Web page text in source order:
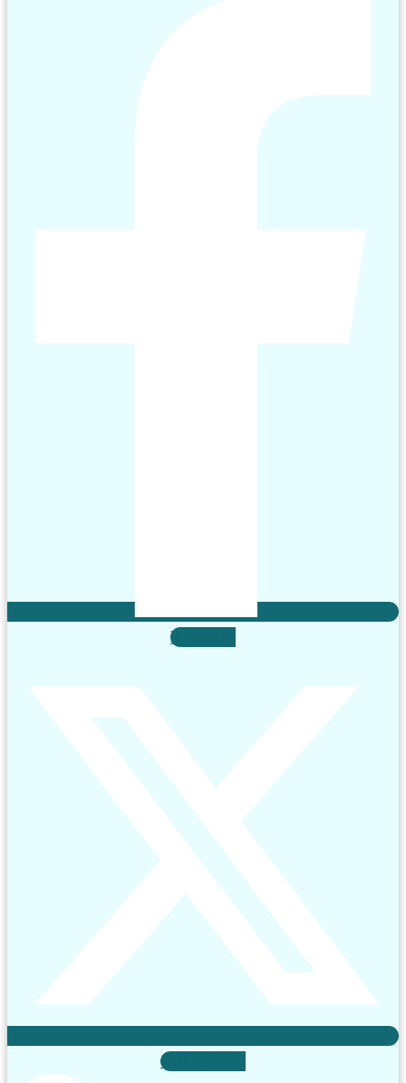
X-twitter
Linkedin-in